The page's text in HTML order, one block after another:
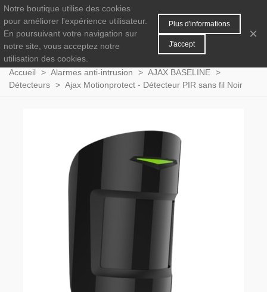
0 MENU
Accueil > Alarmes anti-intrusion > AJAX BASELINE >
Détecteurs > Ajax Motionprotect - Détecteur PIR sans fil Noir
Notre boutique utilise des cookies
pour améliorer l'expérience utilisateur.
En poursuivant votre navigation sur
notre site, vous acceptez notre
utilisation des cookies.
Plus d'informations
J'accept
×